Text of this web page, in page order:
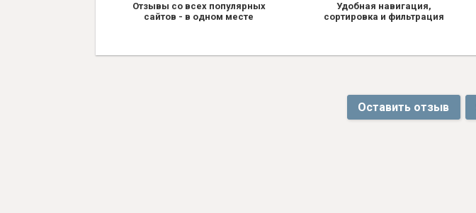
Отзывы со всех популярных
сайтов - в одном месте
Удобная навигация,
сортировка и фильтрация
Оставить отзыв